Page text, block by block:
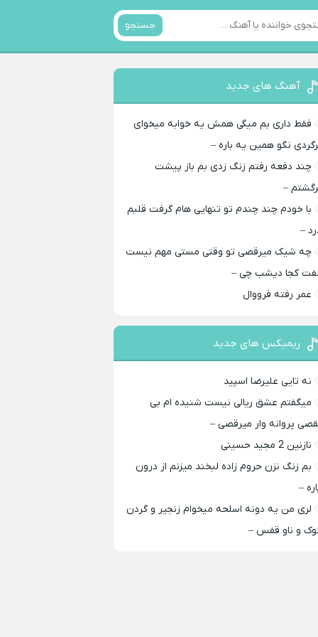
جستجو
آهنگ های جدید
فقط داری بم میگی همش یه خوابه میخوای
نگو همین یه باره –
چند دفعه رفتم زنگ زدی بم باز پیشت
–
با خودم چند چندم تو تنهایی هام گرفت قلبم
–
چه شیک میرقصی تو وقتی مستی مهم نیست
کجا دیشب چی –
عمر رفته فرووال
ریمیکس های جدید
نه تایی علیرضا اسپید
میگفتم عشق ریالی نیست شنیده ام بی
پروانه وار میرقصی –
نازنین 2 مجید حسینی
بم زنگ نزن حروم زاده لبخند میزنم از درون
–
لری من یه دونه اسلحه میخوام زﻧﺠﻴﺮ و ﮔﺮدن
و ﻧﺎو ﻗﻔﺲ –